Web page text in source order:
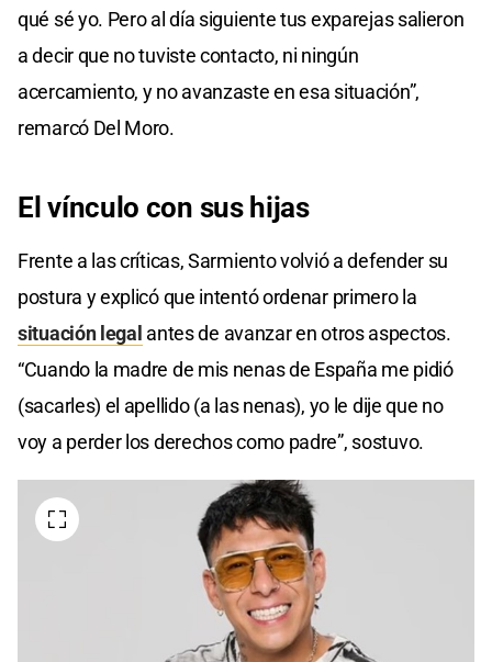
qué sé yo. Pero al día siguiente tus exparejas salieron
a decir que no tuviste contacto, ni ningún
acercamiento, y no avanzaste en esa situación”,
remarcó Del Moro.
El vínculo con sus hijas
Frente a las críticas, Sarmiento volvió a defender su
postura y explicó que intentó ordenar primero la
situación legal antes de avanzar en otros aspectos.
“Cuando la madre de mis nenas de España me pidió
(sacarles) el apellido (a las nenas), yo le dije que no
voy a perder los derechos como padre”, sostuvo.